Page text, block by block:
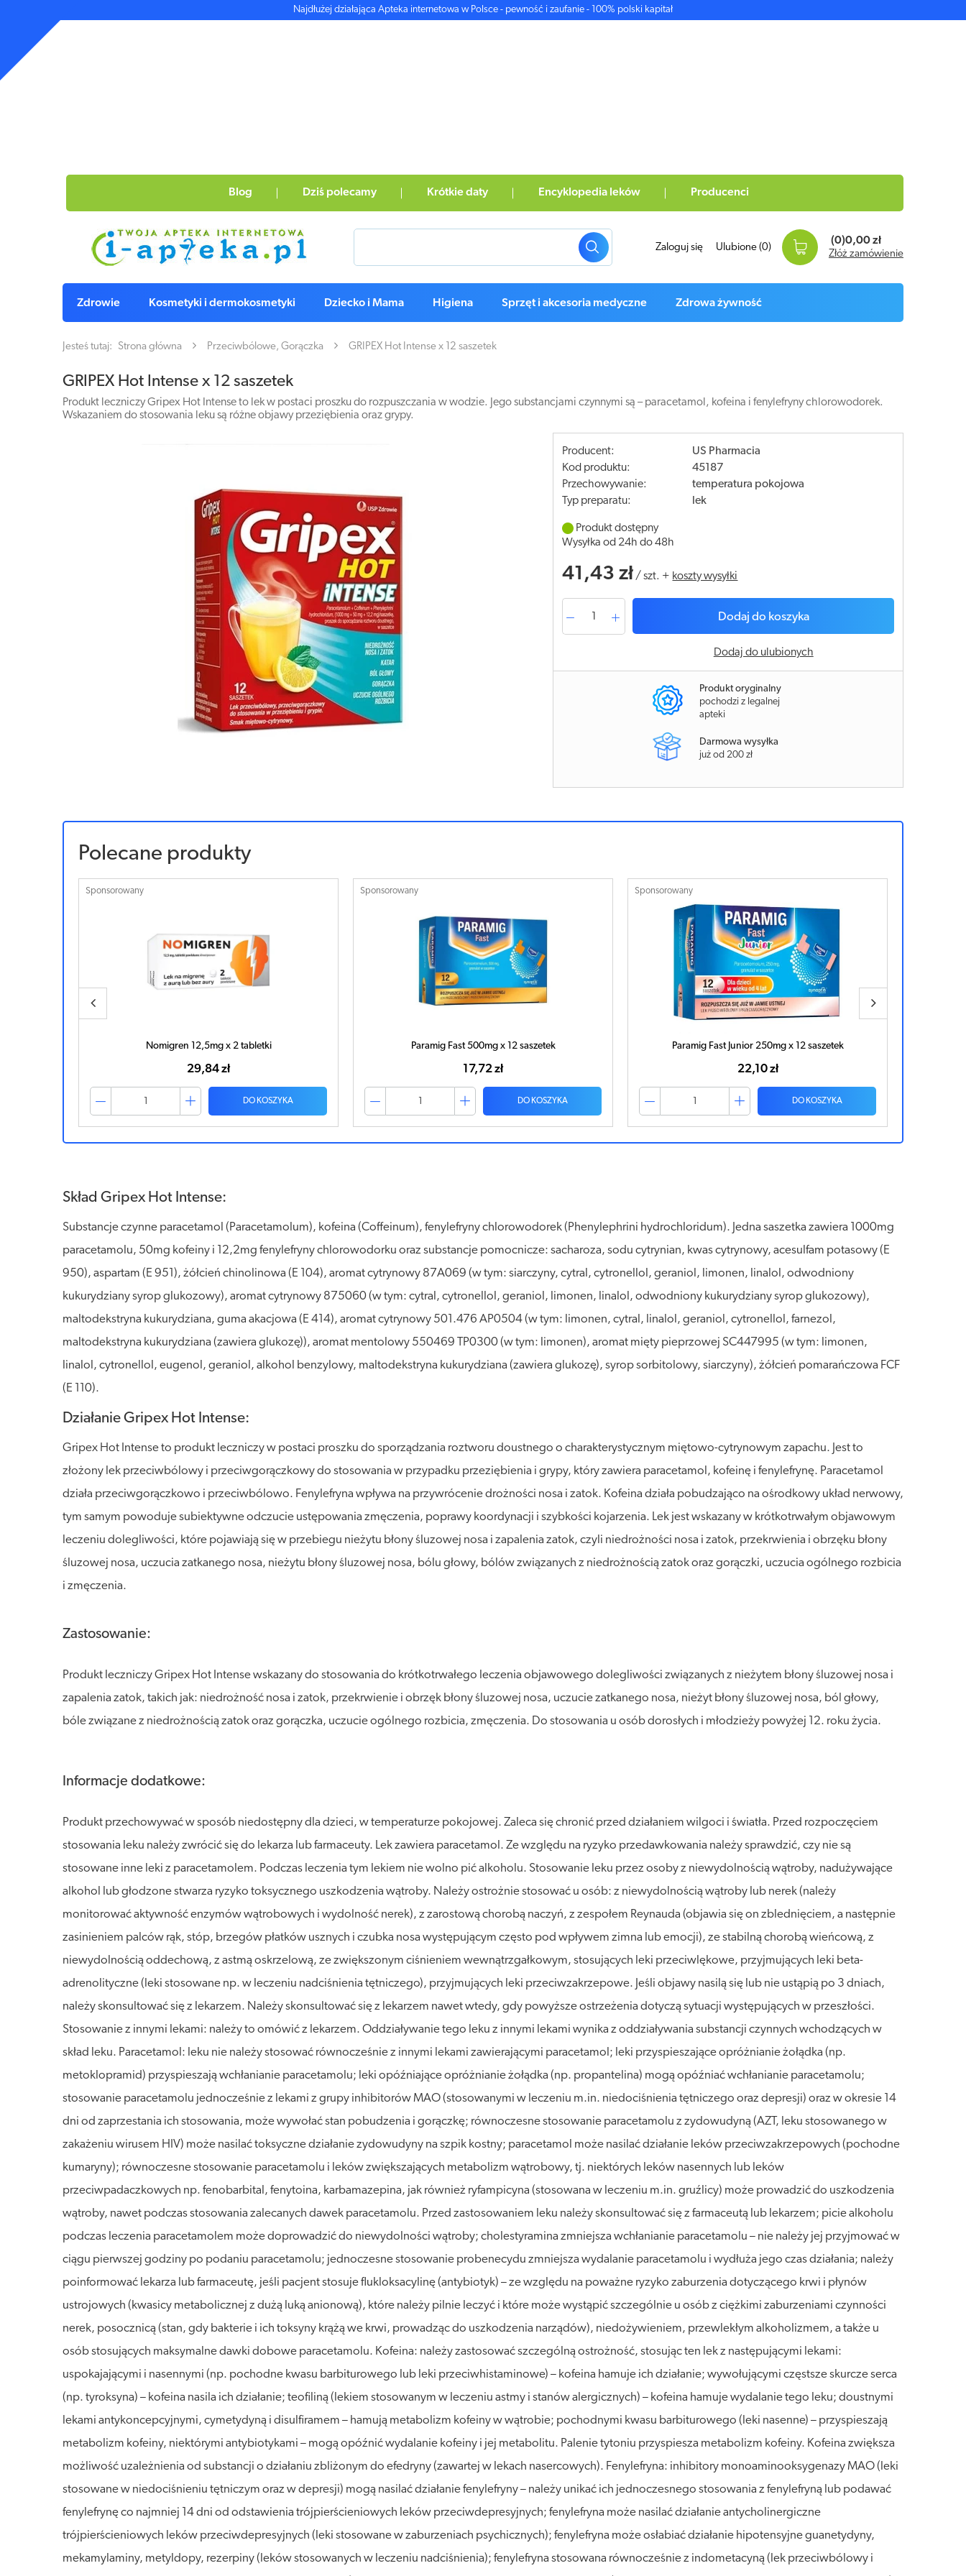
Najdłużej działająca Apteka internetowa w Polsce - pewność i zaufanie - 100% polski kapitał
Blog Dziś polecamy Krótkie daty Encyklopedia leków Producenci
Zaloguj się Ulubione (0)
(0)0,00 zł
Złóż zamówienie
Zdrowie Kosmetyki i dermokosmetyki Dziecko i Mama Higiena Sprzęt i akcesoria medyczne Zdrowa żywność
Jesteś tutaj: Strona główna Przeciwbólowe, Gorączka GRIPEX Hot Intense x 12 saszetek
GRIPEX Hot Intense x 12 saszetek
Produkt leczniczy Gripex Hot Intense to lek w postaci proszku do rozpuszczania w wodzie. Jego substancjami czynnymi są – paracetamol, kofeina i fenylefryny chlorowodorek.
Wskazaniem do stosowania leku są różne objawy przeziębienia oraz grypy.
Producent:
US Pharmacia
Kod produktu:
45187
Przechowywanie:
temperatura pokojowa
Typ preparatu:
lek
Produkt dostępny
Wysyłka od 24h do 48h
41,43 zł /szt. + koszty wysyłki
Dodaj do koszyka
Dodaj do ulubionych
Produkt oryginalny
pochodzi z legalnej
apteki
Darmowa wysyłka
już od 200 zł
Polecane produkty
Sponsorowany
Paramig Fast 500mg x 12 saszetek
17,72 zł
DO KOSZYKA
Sponsorowany
Paramig Fast Junior 250mg x 12 saszetek
22,10 zł
DO KOSZYKA
Sponsorowany
Ibum Express 0,4g x 12 kapsułek
15,57 zł
DO KOSZYKA
Skład Gripex Hot Intense:
Substancje czynne paracetamol (Paracetamolum), kofeina (Coffeinum), fenylefryny chlorowodorek (Phenylephrini hydrochloridum). Jedna saszetka zawiera 1000mg
paracetamolu, 50mg kofeiny i 12,2mg fenylefryny chlorowodorku oraz substancje pomocnicze: sacharoza, sodu cytrynian, kwas cytrynowy, acesulfam potasowy (E
950), aspartam (E 951), żółcień chinolinowa (E 104), aromat cytrynowy 87A069 (w tym: siarczyny, cytral, cytronellol, geraniol, limonen, linalol, odwodniony
kukurydziany syrop glukozowy), aromat cytrynowy 875060 (w tym: cytral, cytronellol, geraniol, limonen, linalol, odwodniony kukurydziany syrop glukozowy),
maltodekstryna kukurydziana, guma akacjowa (E 414), aromat cytrynowy 501.476 AP0504 (w tym: limonen, cytral, linalol, geraniol, cytronellol, farnezol,
maltodekstryna kukurydziana (zawiera glukozę)), aromat mentolowy 550469 TP0300 (w tym: limonen), aromat mięty pieprzowej SC447995 (w tym: limonen,
linalol, cytronellol, eugenol, geraniol, alkohol benzylowy, maltodekstryna kukurydziana (zawiera glukozę), syrop sorbitolowy, siarczyny), żółcień pomarańczowa FCF
(E 110).
Działanie Gripex Hot Intense:
Gripex Hot Intense to produkt leczniczy w postaci proszku do sporządzania roztworu doustnego o charakterystycznym miętowo-cytrynowym zapachu. Jest to
złożony lek przeciwbólowy i przeciwgorączkowy do stosowania w przypadku przeziębienia i grypy, który zawiera paracetamol, kofeinę i fenylefrynę. Paracetamol
działa przeciwgorączkowo i przeciwbólowo. Fenylefryna wpływa na przywrócenie drożności nosa i zatok. Kofeina działa pobudzająco na ośrodkowy układ nerwowy,
tym samym powoduje subiektywne odczucie ustępowania zmęczenia, poprawy koordynacji i szybkości kojarzenia. Lek jest wskazany w krótkotrwałym objawowym
leczeniu dolegliwości, które pojawiają się w przebiegu nieżytu błony śluzowej nosa i zapalenia zatok, czyli niedrożności nosa i zatok, przekrwienia i obrzęku błony
śluzowej nosa, uczucia zatkanego nosa, nieżytu błony śluzowej nosa, bólu głowy, bólów związanych z niedrożnością zatok oraz gorączki, uczucia ogólnego rozbicia
i zmęczenia.
Zastosowanie:
Produkt leczniczy Gripex Hot Intense wskazany do stosowania do krótkotrwałego leczenia objawowego dolegliwości związanych z nieżytem błony śluzowej nosa i
zapalenia zatok, takich jak: niedrożność nosa i zatok, przekrwienie i obrzęk błony śluzowej nosa, uczucie zatkanego nosa, nieżyt błony śluzowej nosa, ból głowy,
bóle związane z niedrożnością zatok oraz gorączka, uczucie ogólnego rozbicia, zmęczenia. Do stosowania u osób dorosłych i młodzieży powyżej 12. roku życia.
Informacje dodatkowe:
Produkt przechowywać w sposób niedostępny dla dzieci, w temperaturze pokojowej. Zaleca się chronić przed działaniem wilgoci i światła. Przed rozpoczęciem
stosowania leku należy zwrócić się do lekarza lub farmaceuty. Lek zawiera paracetamol. Ze względu na ryzyko przedawkowania należy sprawdzić, czy nie są
stosowane inne leki z paracetamolem. Podczas leczenia tym lekiem nie wolno pić alkoholu. Stosowanie leku przez osoby z niewydolnością wątroby, nadużywające
alkohol lub głodzone stwarza ryzyko toksycznego uszkodzenia wątroby. Należy ostrożnie stosować u osób: z niewydolnością wątroby lub nerek (należy
monitorować aktywność enzymów wątrobowych i wydolność nerek), z zarostową chorobą naczyń, z zespołem Reynauda (objawia się on zblednięciem, a następnie
zasinieniem palców rąk, stóp, brzegów płatków usznych i czubka nosa występującym często pod wpływem zimna lub emocji), ze stabilną chorobą wieńcową, z
niewydolnością oddechową, z astmą oskrzelową, ze zwiększonym ciśnieniem wewnątrzgałkowym, stosujących leki przeciwlękowe, przyjmujących leki beta-
adrenolityczne (leki stosowane np. w leczeniu nadciśnienia tętniczego), przyjmujących leki przeciwzakrzepowe. Jeśli objawy nasilą się lub nie ustąpią po 3 dniach,
należy skonsultować się z lekarzem. Należy skonsultować się z lekarzem nawet wtedy, gdy powyższe ostrzeżenia dotyczą sytuacji występujących w przeszłości.
Stosowanie z innymi lekami: należy to omówić z lekarzem. Oddziaływanie tego leku z innymi lekami wynika z oddziaływania substancji czynnych wchodzących w
skład leku. Paracetamol: leku nie należy stosować równocześnie z innymi lekami zawierającymi paracetamol; leki przyspieszające opróżnianie żołądka (np.
metoklopramid) przyspieszają wchłanianie paracetamolu; leki opóźniające opróżnianie żołądka (np. propantelina) mogą opóźniać wchłanianie paracetamolu;
stosowanie paracetamolu jednocześnie z lekami z grupy inhibitorów MAO (stosowanymi w leczeniu m.in. niedociśnienia tętniczego oraz depresji) oraz w okresie 14
dni od zaprzestania ich stosowania, może wywołać stan pobudzenia i gorączkę; równoczesne stosowanie paracetamolu z zydowudyną (AZT, leku stosowanego w
zakażeniu wirusem HIV) może nasilać toksyczne działanie zydowudyny na szpik kostny; paracetamol może nasilać działanie leków przeciwzakrzepowych (pochodne
kumaryny); równoczesne stosowanie paracetamolu i leków zwiększających metabolizm wątrobowy, tj. niektórych leków nasennych lub leków
przeciwpadaczkowych np. fenobarbital, fenytoina, karbamazepina, jak również ryfampicyna (stosowana w leczeniu m.in. gruźlicy) może prowadzić do uszkodzenia
wątroby, nawet podczas stosowania zalecanych dawek paracetamolu. Przed zastosowaniem leku należy skonsultować się z farmaceutą lub lekarzem; picie alkoholu
podczas leczenia paracetamolem może doprowadzić do niewydolności wątroby; cholestyramina zmniejsza wchłanianie paracetamolu – nie należy jej przyjmować w
ciągu pierwszej godziny po podaniu paracetamolu; jednoczesne stosowanie probenecydu zmniejsza wydalanie paracetamolu i wydłuża jego czas działania; należy
poinformować lekarza lub farmaceutę, jeśli pacjent stosuje flukloksacylinę (antybiotyk) – ze względu na poważne ryzyko zaburzenia dotyczącego krwi i płynów
ustrojowych (kwasicy metabolicznej z dużą luką anionową), które należy pilnie leczyć i które może wystąpić szczególnie u osób z ciężkimi zaburzeniami czynności
nerek, posocznicą (stan, gdy bakterie i ich toksyny krążą we krwi, prowadząc do uszkodzenia narządów), niedożywieniem, przewlekłym alkoholizmem, a także u
osób stosujących maksymalne dawki dobowe paracetamolu. Kofeina: należy zastosować szczególną ostrożność, stosując ten lek z następującymi lekami:
uspokajającymi i nasennymi (np. pochodne kwasu barbiturowego lub leki przeciwhistaminowe) – kofeina hamuje ich działanie; wywołującymi częstsze skurcze serca
(np. tyroksyna) – kofeina nasila ich działanie; teofiliną (lekiem stosowanym w leczeniu astmy i stanów alergicznych) – kofeina hamuje wydalanie tego leku; doustnymi
lekami antykoncepcyjnymi, cymetydyną i disulfiramem – hamują metabolizm kofeiny w wątrobie; pochodnymi kwasu barbiturowego (leki nasenne) – przyspieszają
metabolizm kofeiny, niektórymi antybiotykami – mogą opóźnić wydalanie kofeiny i jej metabolitu. Palenie tytoniu przyspiesza metabolizm kofeiny. Kofeina zwiększa
możliwość uzależnienia od substancji o działaniu zbliżonym do efedryny (zawartej w lekach nasercowych). Fenylefryna: inhibitory monoaminooksygenazy MAO (leki
stosowane w niedociśnieniu tętniczym oraz w depresji) mogą nasilać działanie fenylefryny – należy unikać ich jednoczesnego stosowania z fenylefryną lub podawać
fenylefrynę co najmniej 14 dni od odstawienia trójpierścieniowych leków przeciwdepresyjnych; fenylefryna może nasilać działanie antycholinergiczne
trójpierścieniowych leków przeciwdepresyjnych (leki stosowane w zaburzeniach psychicznych); fenylefryna może osłabiać działanie hipotensyjne guanetydyny,
mekamylaminy, metyldopy, rezerpiny (leków stosowanych w leczeniu nadciśnienia); fenylefryna stosowana równocześnie z indometacyną (lek przeciwbólowy i